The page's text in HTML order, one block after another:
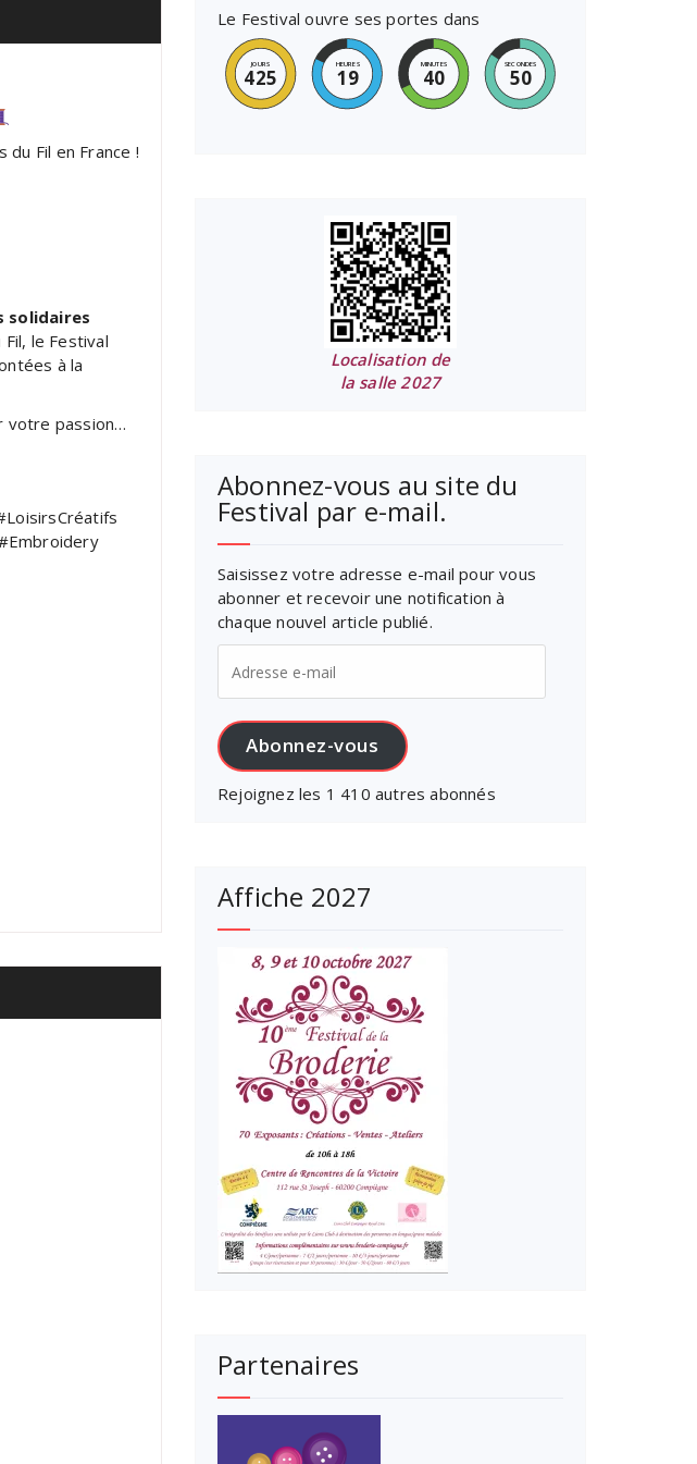
du Fil en France !
solidaires
le Festival
à la
votre passion…
Le Festival ouvre ses portes dans
JOURS
425
HEURES
19
MINUTES
40
SECONDES
49
Localisation de
la salle 2027
Abonnez-vous au site du
Festival par e-mail.
Saisissez votre adresse e-mail pour vous
abonner et recevoir une notification à
chaque nouvel article publié.
e-
mail
Abonnez-vous
Rejoignez les 1 410 autres abonnés
Affiche 2027
Partenaires